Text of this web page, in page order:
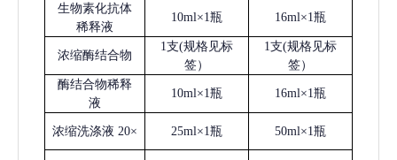
生物素化抗体
稀释液
10ml×1瓶 16ml×1瓶
浓缩酶结合物
1支(规格见标
签）
1支(规格见标
签）
酶结合物稀释
液
10ml×1瓶 16ml×1瓶
浓缩洗涤液 20× 25ml×1瓶 50ml×1瓶